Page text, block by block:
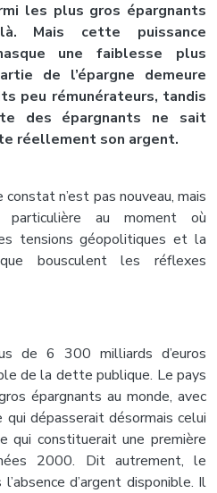
les plus gros épargnants
Mais cette puissance
une faiblesse plus
de l’épargne demeure
peu rémunérateurs, tandis
des épargnants ne sait
réellement son argent.
constat n’est pas nouveau, mais
au moment où
tensions géopolitiques et la
bousculent les réflexes
de 6 300 milliards d’euros
de la dette publique. Le pays
épargnants au monde, avec
qui dépasserait désormais celui
qui constituerait une première
2000. Dit autrement, le
d’argent disponible. Il